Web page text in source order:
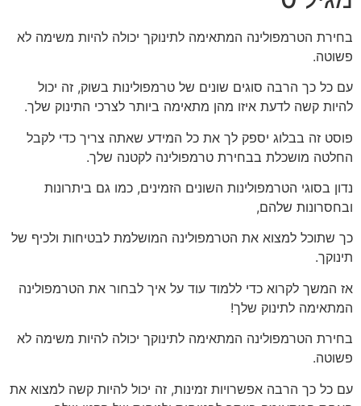
בחירת הטרמפולינה המתאימה לתינוקך יכולה להיות משימה לא
פשוטה.
עם כל כך הרבה סוגים שונים של טרמפולינות בשוק, זה יכול
להיות קשה לדעת איזו מהן מתאימה ביותר לצרכי התינוק שלך.
פוסט זה בבלוג יספק לך את כל המידע שאתה צריך כדי לקבל
החלטה מושכלת בבחירת טרמפולינה לקטנה שלך.
נדון בסוגי הטרמפולינות השונים הזמינים, כמו גם ביתרונות
ובחסרונות שלהם,
כך שתוכל למצוא את הטרמפולינה המושלמת לבטיחות ולכיף של
תינוקך.
אז המשך לקרוא כדי ללמוד עוד על איך לבחור את הטרמפולינה
המתאימה לתינוק שלך!
בחירת הטרמפולינה המתאימה לתינוקך יכולה להיות משימה לא
פשוטה.
עם כל כך הרבה אפשרויות זמינות, זה יכול להיות קשה למצוא את